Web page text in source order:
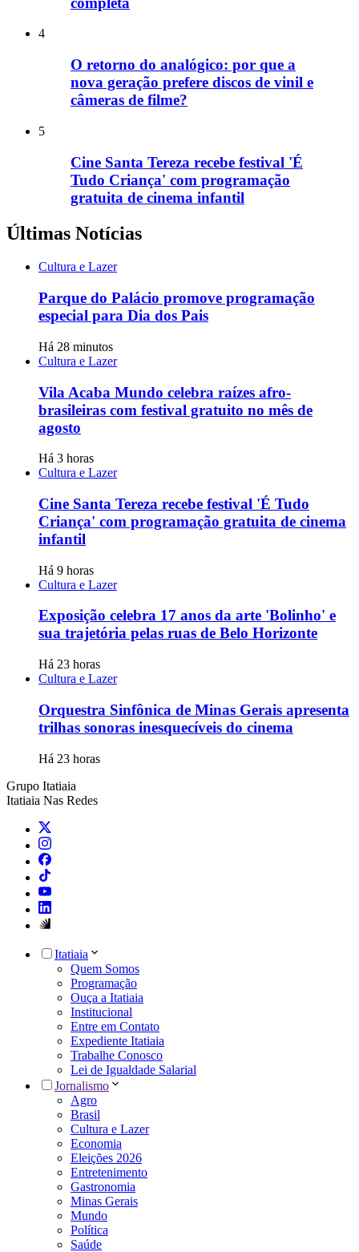
4
O retorno do analógico: por que a
nova geração prefere discos de vinil e
câmeras de filme?
5
Cine Santa Tereza recebe festival 'É
Tudo Criança' com programação
gratuita de cinema infantil
Últimas Notícias
Cultura e Lazer
Parque do Palácio promove programação
especial para Dia dos Pais
Há 28 minutos
Cultura e Lazer
Vila Acaba Mundo celebra raízes afro-
brasileiras com festival gratuito no mês de
agosto
Há 3 horas
Cultura e Lazer
Cine Santa Tereza recebe festival 'É Tudo
Criança' com programação gratuita de cinema
infantil
Há 9 horas
Cultura e Lazer
Exposição celebra 17 anos da arte 'Bolinho' e
sua trajetória pelas ruas de Belo Horizonte
Há 23 horas
Cultura e Lazer
Orquestra Sinfônica de Minas Gerais apresenta
trilhas sonoras inesquecíveis do cinema
Há 23 horas
Grupo Itatiaia
Itatiaia Nas Redes
Itatiaia
Quem Somos
Programação
Ouça a Itatiaia
Institucional
Entre em Contato
Expediente Itatiaia
Trabalhe Conosco
Lei de Igualdade Salarial
Jornalismo
Agro
Brasil
Cultura e Lazer
Economia
Eleições 2026
Entretenimento
Gastronomia
Minas Gerais
Mundo
Política
Saúde